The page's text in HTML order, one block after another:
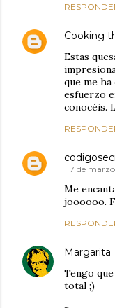
Cooking
Estas
que me
esfuerzo
conocéis.
7 de marzo
Me
joooooo.
Margarita
Tengo
total ;)